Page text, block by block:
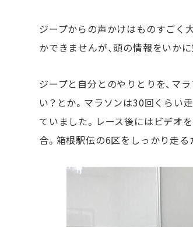
ジープからの声かけはものすごく
かできませんが、頭の情報をいか
ジープと自分とのやりとりを、マ
い？とか。マラソンは30回くらい
ていました。レース後にはビデオ
合。箱根駅伝の6区をしっかり走る